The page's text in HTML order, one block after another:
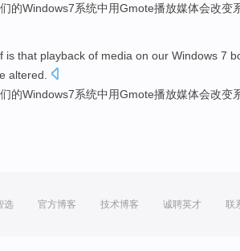
的Windows7系统中用Gmote播放媒体会改变
is that playback of media on our Windows 7
altered
的Windows7系统中用Gmote播放媒体会改变
选 官方博客 技术博客 诚聘英才 联